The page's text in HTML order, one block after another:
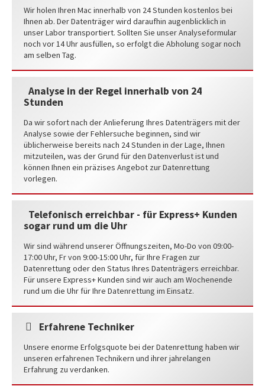
Wir holen Ihren Mac innerhalb von 24 Stunden kostenlos bei
Ihnen ab. Der Datenträger wird daraufhin augenblicklich in
unser Labor transportiert. Sollten Sie unser Analyseformular
noch vor 14 Uhr ausfüllen, so erfolgt die Abholung sogar noch
am selben Tag.
Analyse in der Regel innerhalb von 24
Stunden
Da wir sofort nach der Anlieferung Ihres Datenträgers mit der
Analyse sowie der Fehlersuche beginnen, sind wir
üblicherweise bereits nach 24 Stunden in der Lage, Ihnen
mitzuteilen, was der Grund für den Datenverlust ist und
können Ihnen ein präzises Angebot zur Datenrettung
vorlegen.
Telefonisch erreichbar - für Express+ Kunden
sogar rund um die Uhr
Wir sind während unserer Öffnungszeiten, Mo-Do von 09:00-
17:00 Uhr, Fr von 9:00-15:00 Uhr, für Ihre Fragen zur
Datenrettung oder den Status Ihres Datenträgers erreichbar.
Für unsere Express+ Kunden sind wir auch am Wochenende
rund um die Uhr für Ihre Datenrettung im Einsatz.
Erfahrene Techniker
Unsere enorme Erfolgsquote bei der Datenrettung haben wir
unseren erfahrenen Technikern und ihrer jahrelangen
Erfahrung zu verdanken.